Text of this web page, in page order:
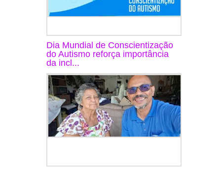
Dia Mundial de Conscientização
do Autismo reforça importância
da incl...